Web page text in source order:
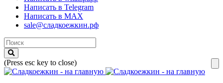
Написать в Telegram
Написать в MAX
sale@сладкоежкин.рф
(Press esc key to close)